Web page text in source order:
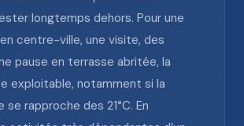
longtemps dehors. Pour une
centre-ville, une visite, des
pause en terrasse abritée, la
exploitable, notamment si la
rapproche des 21°C. En